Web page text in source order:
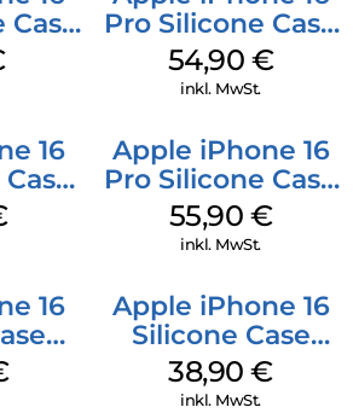
Case
Pro Silicone Case
MagSafe Black
54,90 €
inkl. MwSt.
16
Apple iPhone 16
Pro Silicone Case
MagSafe Stone
Gray
55,90 €
inkl. MwSt.
16
Apple iPhone 16
Silicone Case
MagSafe
Ultramarine
38,90€
inkl. MwSt.